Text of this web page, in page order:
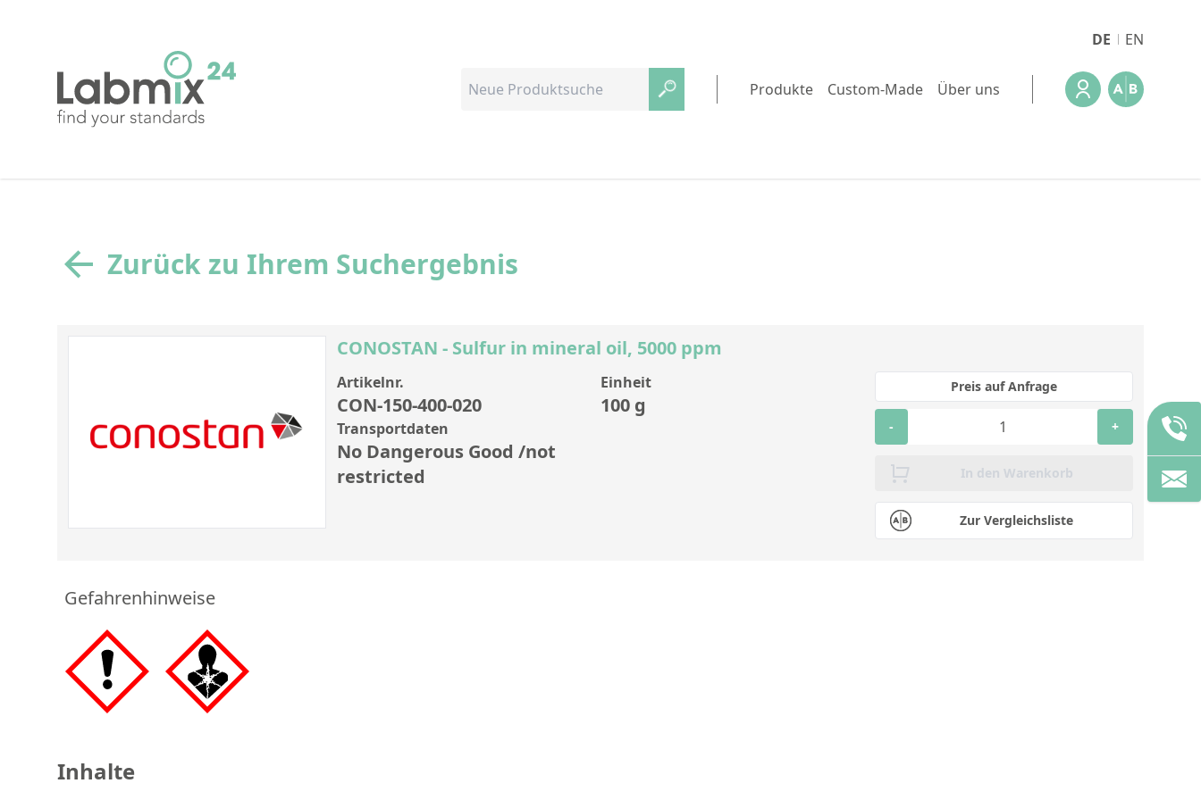
DE EN
Produkte Custom-Made Über uns
Zurück zu Ihrem Suchergebnis
CONOSTAN - Sulfur in mineral oil, 5000 ppm
Artikelnr.
CON-150-400-020
Einheit
100 g
Transportdaten
No Dangerous Good /not
restricted
Zur Vergleichsliste
Preis auf Anfrage
- +
In den Warenkorb
Gefahrenhinweise
Inhalte